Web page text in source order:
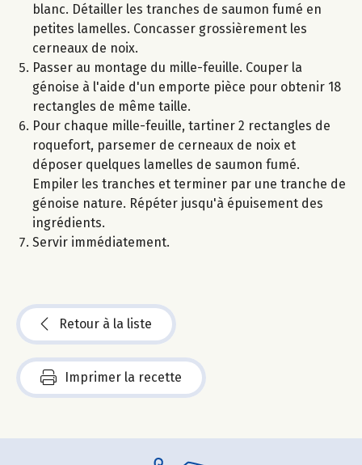
blanc. Détailler les tranches de saumon fumé en
petites lamelles. Concasser grossièrement les
cerneaux de noix.
Passer au montage du mille-feuille. Couper la
génoise à l'aide d'un emporte pièce pour obtenir 18
rectangles de même taille.
Pour chaque mille-feuille, tartiner 2 rectangles de
roquefort, parsemer de cerneaux de noix et
déposer quelques lamelles de saumon fumé.
Empiler les tranches et terminer par une tranche de
génoise nature. Répéter jusqu'à épuisement des
ingrédients.
Servir immédiatement.
Retour à la liste
Imprimer la recette